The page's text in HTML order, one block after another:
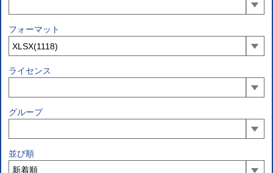
フォーマット
ライセンス
グループ
並び順